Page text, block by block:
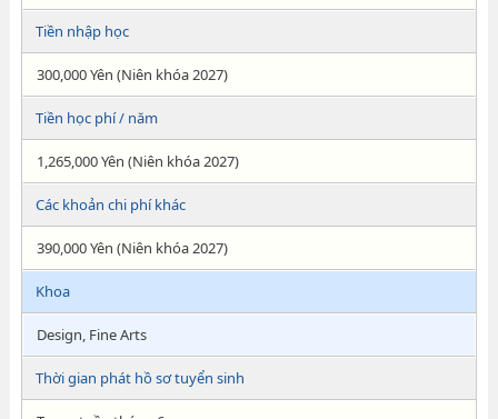
Tiền nhập học
300,000 Yên (Niên khóa 2027)
Tiền học phí / năm
1,265,000 Yên (Niên khóa 2027)
Các khoản chi phí khác
390,000 Yên (Niên khóa 2027)
Khoa
Design, Fine Arts
Thời gian phát hồ sơ tuyển sinh